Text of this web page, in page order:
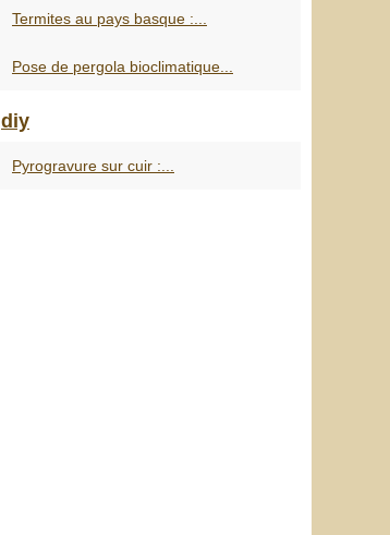
Termites au pays basque :...
Pose de pergola bioclimatique...
diy
Pyrogravure sur cuir :...